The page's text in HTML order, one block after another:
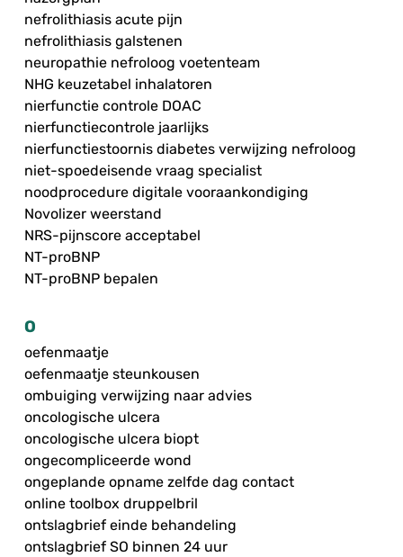
nefrolithiasis acute pijn
nefrolithiasis galstenen
neuropathie nefroloog voetenteam
NHG keuzetabel inhalatoren
nierfunctie controle DOAC
nierfunctiecontrole jaarlijks
nierfunctiestoornis diabetes verwijzing nefroloog
niet-spoedeisende vraag specialist
noodprocedure digitale vooraankondiging
Novolizer weerstand
NRS-pijnscore acceptabel
NT-proBNP
NT-proBNP bepalen
O
oefenmaatje
oefenmaatje steunkousen
ombuiging verwijzing naar advies
oncologische ulcera
oncologische ulcera biopt
ongecompliceerde wond
ongeplande opname zelfde dag contact
online toolbox druppelbril
ontslagbrief einde behandeling
ontslagbrief SO binnen 24 uur